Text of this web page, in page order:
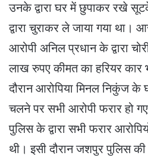
उनके द्वारा घर में छुपाकर रखे
द्वारा चुराकर ले जाया गया था।
आरोपी अनिल प्रधान के द्वारा
लाख रुपए कीमत का हरियर कार
दौरान आरोपिया मिनल निकुंज के
चलने पर सभी आरोपी फरार हो
पुलिस के द्वारा सभी फरार
थी। इसी दौरान जशपुर पुलिस की